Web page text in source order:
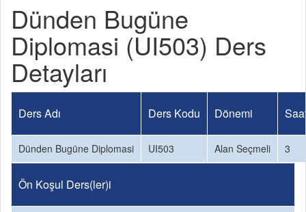
Dünden Bugüne
Diplomasi (UI503) Ders
Detayları
Ders Adı Ders Kodu Dönemi
Dünden Bugüne Diplomasi UI503 Alan Seçmeli 3
Ön Koşul Ders(ler)i